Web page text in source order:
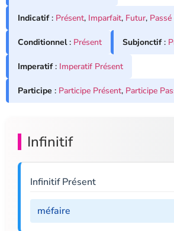
Indicatif: Présent, Imparfait, Futur,
Conditionnel: Présent Subjonctif:
Imperatif: Imperatif Présent
Participe : Participe Présent, Participe
Infinitif
Infinitif Présent
méfaire